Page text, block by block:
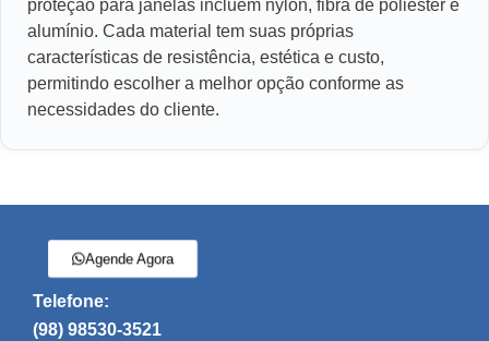
proteção para janelas incluem nylon, fibra de poliéster e
alumínio. Cada material tem suas próprias
características de resistência, estética e custo,
permitindo escolher a melhor opção conforme as
necessidades do cliente.
Agende Agora
Telefone:
(98) 98530-3521